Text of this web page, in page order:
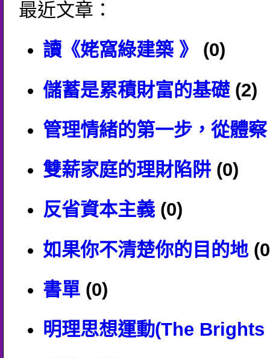
最近文章：
讀《姥窩綠建築 》
(0)
儲蓄是累積財富的基礎(2)
管理情緒的第一步，從體
雙薪家庭的理財陷阱 (0)
反省資本主義(0)
如果你不清楚你的目的地
書單 (0)
明理思想運動(The